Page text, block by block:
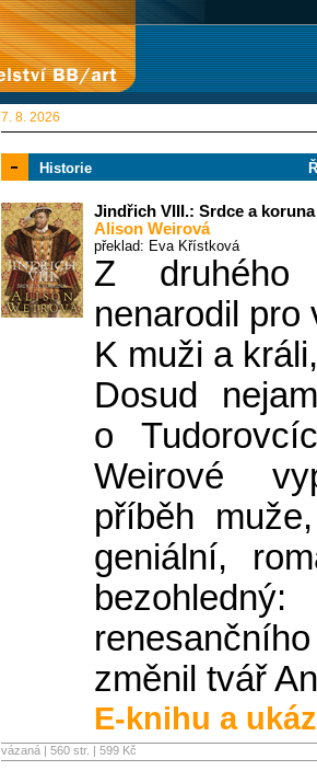
7. 8. 2026
Historie
Jindřich VIII.: Srdce a koruna
Alison Weirová
překlad: Eva Křístková
Z
nenarodil
K muži a
Dosud
o
Weirové
příběh
geniální,
změnil tvář
E-knihu a
vázaná | 560 str. | 599 Kč